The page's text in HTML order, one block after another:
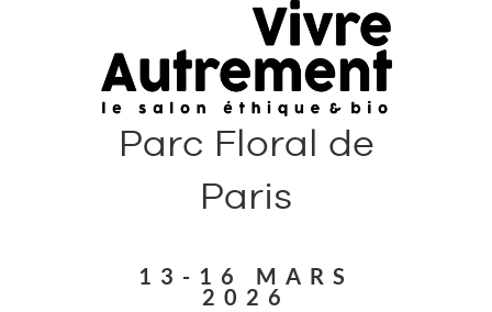
Parc Floral de
Paris
13-16 MARS
2026